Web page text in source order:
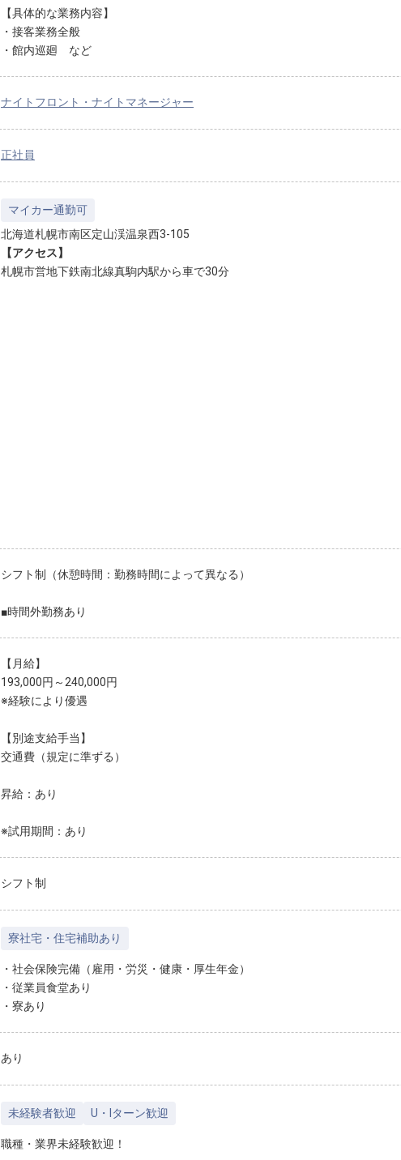
【具体的な業務内容】
・接客業務全般
・館内巡廻 など
ナイトフロント・ナイトマネージャー
正社員
マイカー通勤可
北海道札幌市南区定山渓温泉西3-105
【アクセス】
札幌市営地下鉄南北線真駒内駅から車で30分
シフト制（休憩時間：勤務時間によって異なる）
■時間外勤務あり
【月給】
193,000円～240,000円
※経験により優遇
【別途支給手当】
交通費（規定に準ずる）
昇給：あり
※試用期間：あり
シフト制
寮社宅・住宅補助あり
・社会保険完備（雇用・労災・健康・厚生年金）
・従業員食堂あり
・寮あり
あり
未経験者歓迎 U・Iターン歓迎
職種・業界未経験歓迎！